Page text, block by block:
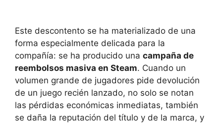
Este descontento se ha materializado de una
forma especialmente delicada para la
compañía: se ha producido una campaña de
reembolsos masiva en Steam. Cuando un
volumen grande de jugadores pide devolución
de un juego recién lanzado, no solo se notan
las pérdidas económicas inmediatas, también
se daña la reputación del título y de la marca, y